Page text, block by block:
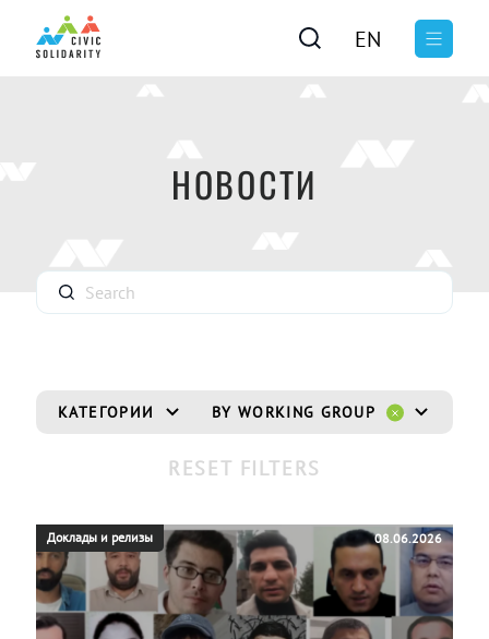
EN
НОВОСТИ
КАТЕГОРИИ BY WORKING GROUP
RESET FILTERS
Доклады и релизы 08.06.2026